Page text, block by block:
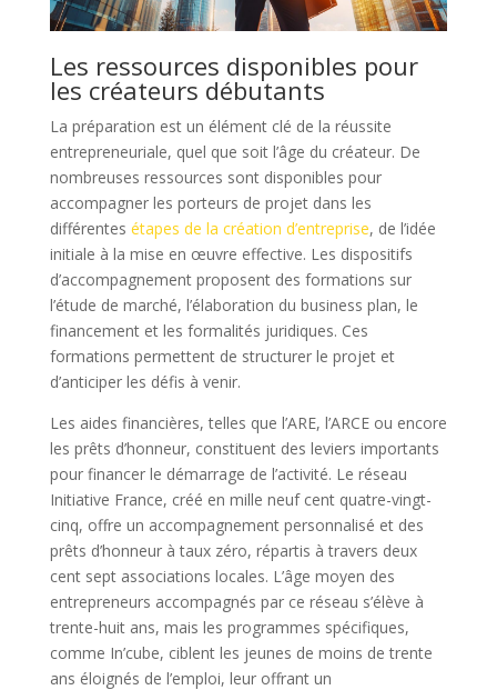
Les ressources disponibles pour
les créateurs débutants
La préparation est un élément clé de la réussite
entrepreneuriale, quel que soit l’âge du créateur. De
nombreuses ressources sont disponibles pour
accompagner les porteurs de projet dans les
différentes étapes de la création d’entreprise, de l’idée
initiale à la mise en œuvre effective. Les dispositifs
d’accompagnement proposent des formations sur
l’étude de marché, l’élaboration du business plan, le
financement et les formalités juridiques. Ces
formations permettent de structurer le projet et
d’anticiper les défis à venir.
Les aides financières, telles que l’ARE, l’ARCE ou encore
les prêts d’honneur, constituent des leviers importants
pour financer le démarrage de l’activité. Le réseau
Initiative France, créé en mille neuf cent quatre-vingt-
cinq, offre un accompagnement personnalisé et des
prêts d’honneur à taux zéro, répartis à travers deux
cent sept associations locales. L’âge moyen des
entrepreneurs accompagnés par ce réseau s’élève à
trente-huit ans, mais les programmes spécifiques,
comme In’cube, ciblent les jeunes de moins de trente
ans éloignés de l’emploi, leur offrant un